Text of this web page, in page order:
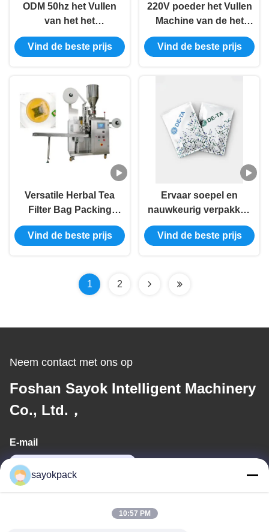
ODM 50hz het Vullen
van het het
SachetTheezakje van
de Verpakkingsmachine
Vind de beste prijs
220V poeder het Vullen
Machine van de het
Sachetverpakking van
de Verpakkende
Vind de beste prijs
Versatile Herbal Tea
Filter Bag Packing
Machine for Different
Tea Varieties
Vind de beste prijs
Ervaar soepel en
nauwkeurig verpakken
met de vul- en
verpakkingsmachine
Vind de beste prijs
1 2
Neem contact met ons op
Foshan Sayok Intelligent Machinery
Co., Ltd.，
E-mail
sayokpack
10:57 PM